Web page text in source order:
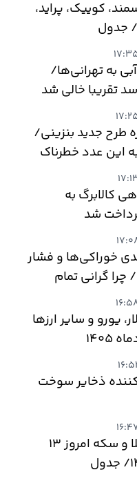
کوییک، پراید،
/ جدول
به تهرانی‌ها/
تقریبا خالی شد
طرح جدید بنزینی/
به این عدد خطرناک
کالابرگ به
شد
درصدی خوراکی‌ها و فشار
گرانی تمام
یورو و سایر ارزها
ذخایر سوخت
قیمت جدید طلا و سکه امروز ۱۳